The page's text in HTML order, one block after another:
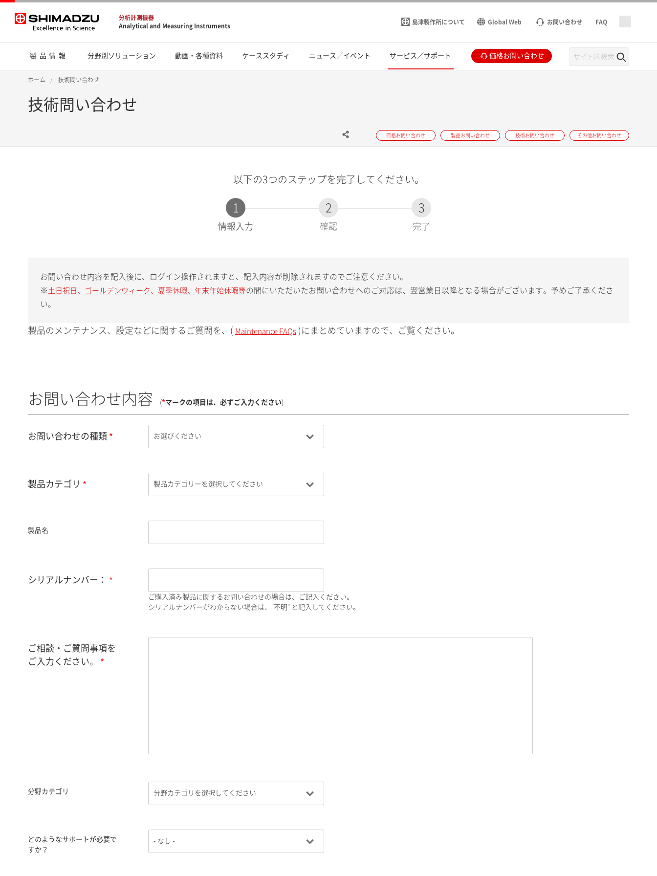
分析計測機器
Analytical and Measuring Instruments
島津製作所について Global Web お問い合わせ FAQ
製品情報 分野別ソリューション 動画・各種資料 ケーススタディ ニュース／イベント サービス／サポート 価格お問い合わせ
ホーム 技術問い合わせ
技術問い合わせ
価格お問い合わせ 製品お問い合わせ 技術お問い合わせ その他お問い合わせ
以下の3つのステップを完了してください。
1
現
情報入力
2
確認
3
完了
お問い合わせ内容を記入後に、ログイン操作されますと、記入内容が削除されますのでご注意ください。
※ 土日祝日、ゴールデンウィーク、夏季休暇、年末年始休暇等の間にいただいたお問い合わせへのご対応は、翌営業日以降となる場合がございます。予めご了承くださ
い。
製品のメンテナンス、設定などに関するご質問を、( Maintenance FAQs )にまとめていますので、ご覧ください。
お問い合わせ内容 (*マークの項目は、必ずご入力ください)
お問い合わせの種類
製品カテゴリ
製品名
シリアルナンバー：
ご購入済み製品に関するお問い合わせの場合は、ご記入ください。
シリアルナンバーがわからない場合は、"不明" と記入してください。
ご相談・ご質問事項を
ご入力ください。
分野カテゴリ
どのようなサポートが必要で
すか？